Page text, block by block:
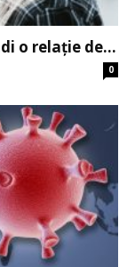
o relație de...
0